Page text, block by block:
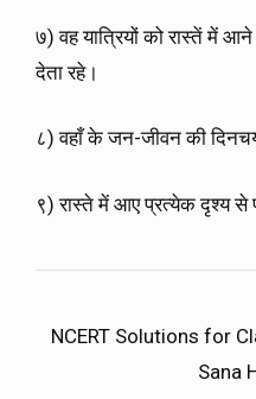
७) वह यात्रियों को रास्तें में
देता रहे।
८) वहाँ के जन-जीवन की
९) रास्ते में आए प्रत्येक दृश्य से
NCERT Solutions for
Sana